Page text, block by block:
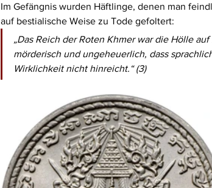
Im Gefängnis wurden Häftlinge, denen man
auf bestialische Weise zu Tode gefoltert:
„Das Reich der Roten Khmer war die Hölle
mörderisch und ungeheuerlich, dass
Wirklichkeit nicht hinreicht.“ (3)